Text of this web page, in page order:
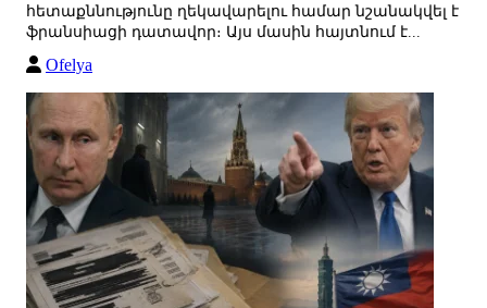
հետաքննությունը ղեկավարելու համար նշանակվել է
ֆրանսիացի դատավոր։ Այս մասին հայտնում է...
Ofelya